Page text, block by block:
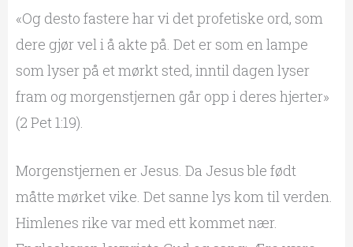
«Og desto fastere har vi det profetiske ord, som
dere gjør vel i å akte på. Det er som en lampe
som lyser på et mørkt sted, inntil dagen lyser
fram og morgenstjernen går opp i deres hjerter»
(2 Pet 1:19).
Morgenstjernen er Jesus. Da Jesus ble født
måtte mørket vike. Det sanne lys kom til verden.
Himlenes rike var med ett kommet nær.